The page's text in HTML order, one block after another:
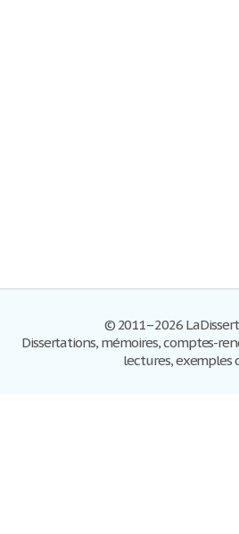
© 2011–2026
Dissertations, mémoires, comptes-
lectures, exemples